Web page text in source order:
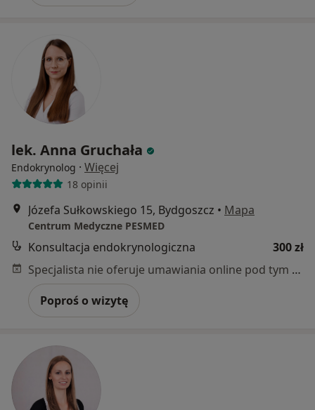
lek. Anna Gruchała
Endokrynolog · Więcej
18 opinii
Józefa Sułkowskiego 15, Bydgoszcz • Mapa
Centrum Medyczne PESMED
Konsultacja endokrynologiczna
300 zł
Specjalista nie oferuje umawiania online pod tym adresem.
Poproś o wizytę